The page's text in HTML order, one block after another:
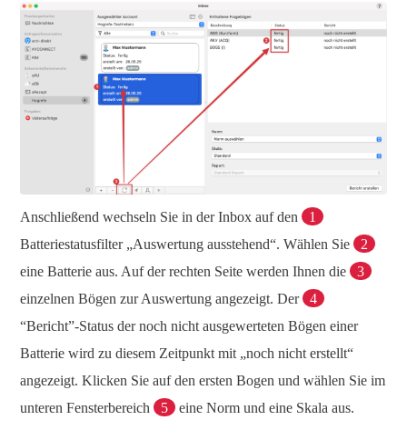
Anschließend wechseln Sie in der Inbox auf den
1
Batteriestatusfilter „Auswertung ausstehend“. Wählen Sie
2
eine Batterie aus. Auf der rechten Seite werden Ihnen die
3
einzelnen Bögen zur Auswertung angezeigt. Der
4
“Bericht”-Status der noch nicht ausgewerteten Bögen einer
Batterie wird zu diesem Zeitpunkt mit „noch nicht erstellt“
angezeigt. Klicken Sie auf den ersten Bogen und wählen Sie im
unteren Fensterbereich
5 eine Norm und eine Skala aus.